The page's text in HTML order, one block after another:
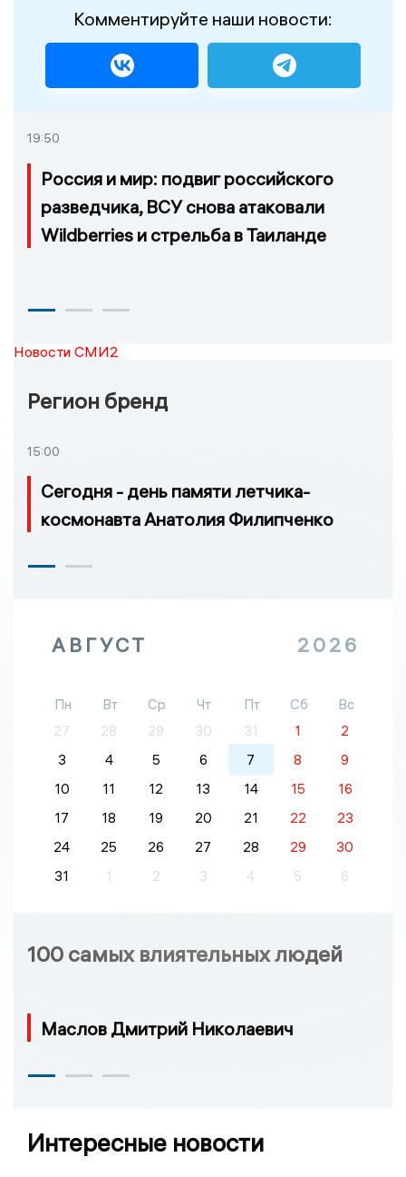
Комментируйте наши новости:
19:50
Россия и мир: подвиг российского
разведчика, ВСУ снова атаковали
Wildberries и стрельба в Таиланде
Новости СМИ2
Регион бренд
15:00
Сегодня - день памяти летчика-
космонавта Анатолия Филипченко
АВГУСТ 2026
Пн Вт Ср Чт Пт Сб
Вс
27
28 29 30 31 1
2
3
4 5 6 7 8
9
10
11 12 13 14 15
16
17
18 19 20 21 22
23
24
25 26 27 28 29
30
31
1 2 3 4 5 6
100 самых влиятельных людей
Маслов Дмитрий Николаевич
Интересные новости